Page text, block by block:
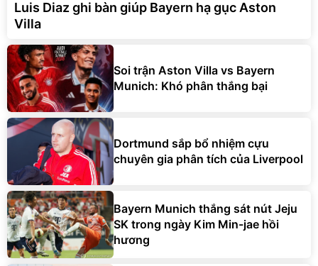
Luis Diaz ghi bàn giúp Bayern hạ gục Aston
Villa
Soi trận Aston Villa vs Bayern
Munich: Khó phân thắng bại
Dortmund sắp bổ nhiệm cựu
chuyên gia phân tích của Liverpool
Bayern Munich thắng sát nút Jeju
SK trong ngày Kim Min-jae hồi
hương